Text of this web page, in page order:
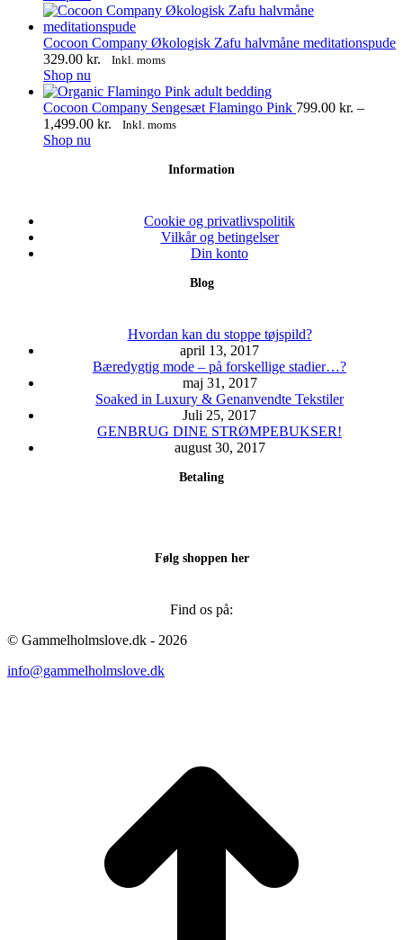
varesiden
Mulighederne
kan
vælges
på
til
1,079.00 kr.
vare
har
flere
varianter.
kan
vælges
på
Cocoon Company Økologisk Zafu halvmåne meditationspude
329.00 kr. Inkl. moms
Shop nu
vare
har
flere
Cocoon Company Sengesæt Flamingo Pink 799.00 kr. –
1,499.00 kr. Prisinterval:
1,499.00 kr.
Inkl. moms
Shop nu
Mulighederne
Information
Cookie og privatlivspolitik
Vilkår og betingelser
Din konto
Blog
Hvordan kan du stoppe tøjspild?
april 13, 2017
Bæredygtig mode – på forskellige stadier…?
maj 31, 2017
Soaked in Luxury & Genanvendte Tekstiler
Juli 25, 2017
GENBRUG DINE STRØMPEBUKSER!
august 30, 2017
Betaling
Følg shoppen her
Find os på:
© Gammelholmslove.dk - 2026
info@gammelholmslove.dk